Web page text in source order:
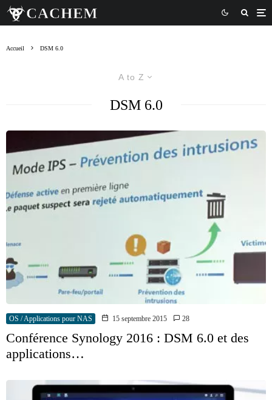
Accueil DSM 6.0
A to Z
DSM 6.0
OS / Applications pour NAS 15 septembre 2015 28
Conférence Synology 2016 : DSM 6.0 et des
applications…